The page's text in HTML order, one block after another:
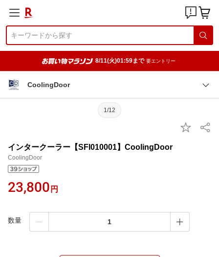
8/11(火)01:59まで 要エントリー
CoolingDoor
1/12
インタークーラー【SFI010001】CoolingDoor
CoolingDoor
23,800 円
数量